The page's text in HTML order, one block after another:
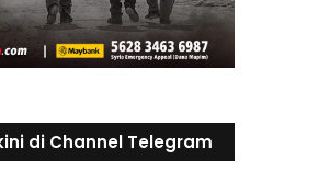
di Channel Telegram